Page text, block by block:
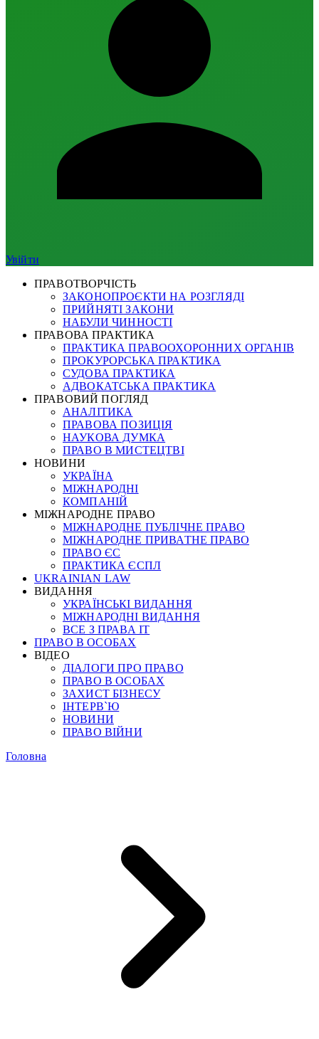
Увійти
ПРАВОТВОРЧІСТЬ
ЗАКОНОПРОЄКТИ НА РОЗГЛЯДІ
ПРИЙНЯТІ ЗАКОНИ
НАБУЛИ ЧИННОСТІ
ПРАВОВА ПРАКТИКА
ПРАКТИКА ПРАВООХОРОННИХ ОРГАНІВ
ПРОКУРОРСЬКА ПРАКТИКА
СУДОВА ПРАКТИКА
АДВОКАТСЬКА ПРАКТИКА
ПРАВОВИЙ ПОГЛЯД
АНАЛІТИКА
ПРАВОВА ПОЗИЦІЯ
НАУКОВА ДУМКА
ПРАВО В МИСТЕЦТВІ
НОВИНИ
УКРАЇНА
МІЖНАРОДНІ
КОМПАНІЙ
МІЖНАРОДНЕ ПРАВО
МІЖНАРОДНЕ ПУБЛІЧНЕ ПРАВО
МІЖНАРОДНЕ ПРИВАТНЕ ПРАВО
ПРАВО ЄС
ПРАКТИКА ЄСПЛ
UKRAINIAN LAW
ВИДАННЯ
УКРАЇНСЬКІ ВИДАННЯ
МІЖНАРОДНІ ВИДАННЯ
ВСЕ З ПРАВА ІТ
ПРАВО В ОСОБАХ
ВІДЕО
ДІАЛОГИ ПРО ПРАВО
ПРАВО В ОСОБАХ
ЗАХИСТ БІЗНЕСУ
ІНТЕРВ`Ю
НОВИНИ
ПРАВО ВІЙНИ
Головна